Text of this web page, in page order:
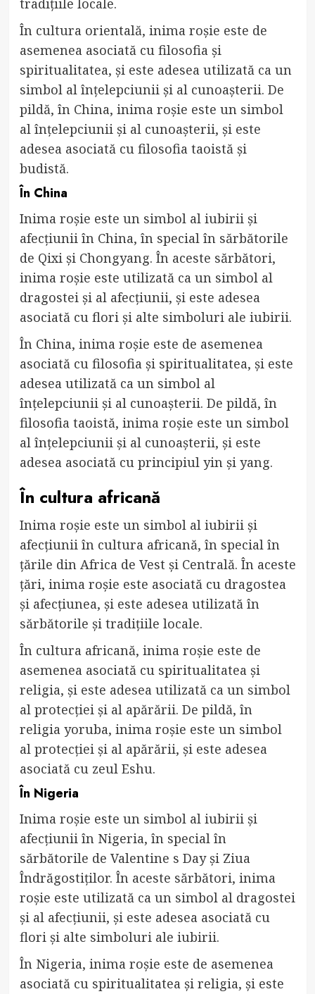
tradițiile locale.
În cultura orientală, inima roșie este de
asemenea asociată cu filosofia și
spiritualitatea, și este adesea utilizată ca un
simbol al înțelepciunii și al cunoașterii. De
pildă, în China, inima roșie este un simbol
al înțelepciunii și al cunoașterii, și este
adesea asociată cu filosofia taoistă și
budistă.
În China
Inima roșie este un simbol al iubirii și
afecțiunii în China, în special în sărbătorile
de Qixi și Chongyang. În aceste sărbători,
inima roșie este utilizată ca un simbol al
dragostei și al afecțiunii, și este adesea
asociată cu flori și alte simboluri ale iubirii.
În China, inima roșie este de asemenea
asociată cu filosofia și spiritualitatea, și este
adesea utilizată ca un simbol al
înțelepciunii și al cunoașterii. De pildă, în
filosofia taoistă, inima roșie este un simbol
al înțelepciunii și al cunoașterii, și este
adesea asociată cu principiul yin și yang.
În cultura africană
Inima roșie este un simbol al iubirii și
afecțiunii în cultura africană, în special în
țările din Africa de Vest și Centrală. În aceste
țări, inima roșie este asociată cu dragostea
și afecțiunea, și este adesea utilizată în
sărbătorile și tradițiile locale.
În cultura africană, inima roșie este de
asemenea asociată cu spiritualitatea și
religia, și este adesea utilizată ca un simbol
al protecției și al apărării. De pildă, în
religia yoruba, inima roșie este un simbol
al protecției și al apărării, și este adesea
asociată cu zeul Eshu.
În Nigeria
Inima roșie este un simbol al iubirii și
afecțiunii în Nigeria, în special în
sărbătorile de Valentine s Day și Ziua
Îndrăgostiților. În aceste sărbători, inima
roșie este utilizată ca un simbol al dragostei
și al afecțiunii, și este adesea asociată cu
flori și alte simboluri ale iubirii.
În Nigeria, inima roșie este de asemenea
asociată cu spiritualitatea și religia, și este